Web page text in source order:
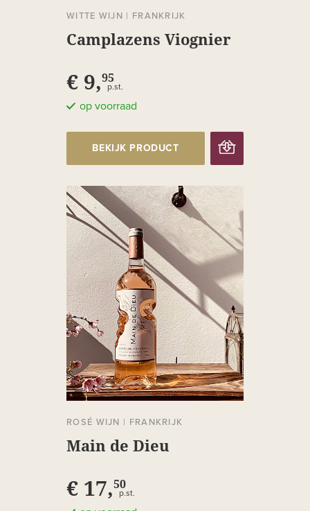
WITTE WIJN | FRANKRIJK
Camplazens Viognier
€ 9,95
p.st.
op voorraad
BEKIJK PRODUCT
ROSÉ WIJN | FRANKRIJK
Main de Dieu
€ 17,50
p.st.